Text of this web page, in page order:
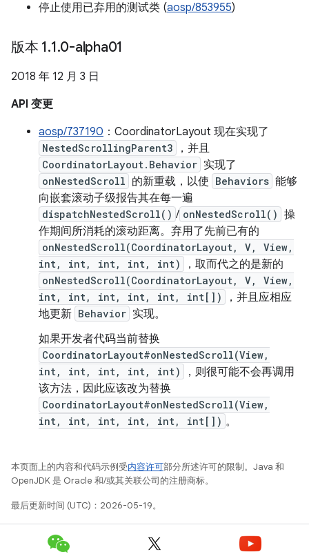
停止使用已弃用的测试类 (aosp/853955)
版本 1.1.0-alpha01
2018 年 12 月 3 日
API 变更
aosp/737190 ：CoordinatorLayout 现在实现了
NestedScrollingParent3 ，并且
CoordinatorLayout.Behavior 实现了
onNestedScroll 的新重载，以使 Behaviors 能够
向嵌套滚动子级报告其在每一遍
dispatchNestedScroll() / onNestedScroll() 操
作期间所消耗的滚动距离。弃用了先前已有的
onNestedScroll(CoordinatorLayout, V, View,
int, int, int, int, int)
，取而代之的是新的
onNestedScroll(CoordinatorLayout, V, View,
int, int, int, int, int, int[])
，并且应相应
地更新 Behavior 实现。
如果开发者代码当前替换
CoordinatorLayout#onNestedScroll(View,
int, int, int, int, int)
，则很可能不会再调用
该方法，因此应该改为替换
CoordinatorLayout#onNestedScroll(View,
int, int, int, int, int, int[]) 。
本页面上的内容和代码示例受内容许可部分所述许可的限制。Java 和
OpenJDK 是 Oracle 和/或其关联公司的注册商标。
最后更新时间 (UTC)：2026-05-19。